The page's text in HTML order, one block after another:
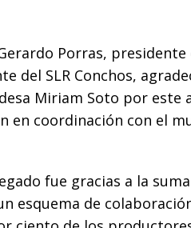
Porras, presidente
del SLR Conchos,
Miriam Soto por
en coordinación con el
fue gracias a la
esquema de